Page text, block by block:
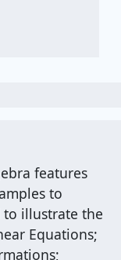
features
to
illustrate the
Equations;